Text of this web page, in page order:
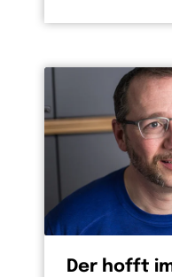
Der hofft